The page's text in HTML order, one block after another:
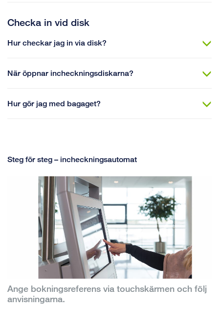
Checka in vid disk
Hur checkar jag in via disk?
När öppnar incheckningsdiskarna?
Hur gör jag med bagaget?
Steg för steg – incheckningsautomat
Ange bokningsreferens via touchskärmen och följ
anvisningarna.